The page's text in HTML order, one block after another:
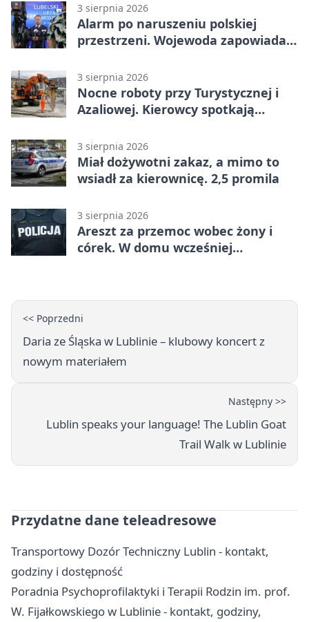
3 sierpnia 2026
Alarm po naruszeniu polskiej
przestrzeni. Wojewoda zapowiada
3 sierpnia 2026
Nocne roboty przy Turystycznej i
Azaliowej. Kierowcy spotkają
3 sierpnia 2026
Miał dożywotni zakaz, a mimo to
wsiadł za kierownicę. 2,5 promila
3 sierpnia 2026
Areszt za przemoc wobec żony i
córek. W domu wcześniej
<< Poprzedni
Daria ze Śląska w Lublinie – klubowy koncert z
nowym materiałem
Następny >>
Lublin speaks your language! The Lublin Goat
Trail Walk w Lublinie
Przydatne dane teleadresowe
Transportowy Dozór Techniczny Lublin - kontakt,
godziny i dostępność
Poradnia Psychoprofilaktyki i Terapii Rodzin im. prof.
W. Fijałkowskiego w Lublinie - kontakt, godziny,